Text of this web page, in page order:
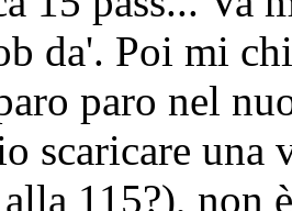
da'. Poi mi
paro nel
scaricare una
115?), non